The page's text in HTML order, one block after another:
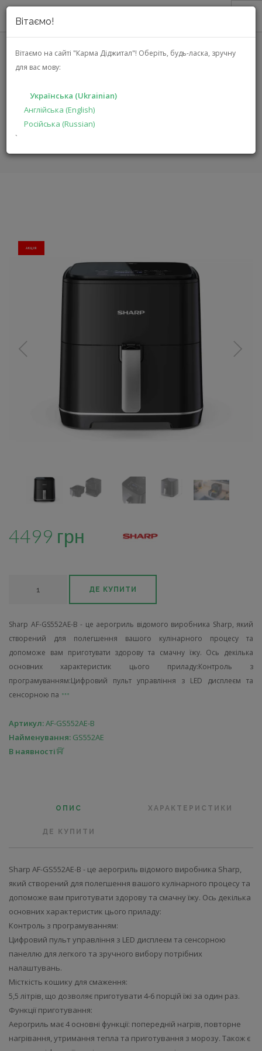
Вітаємо!
Вітаємо на сайті "Карма Діджитал"! Оберіть, будь-ласка, зручну
для вас мову:
Українська (Ukrainian)
Англійська (English)
Російська (Russian)
`
ПРО НАС
АКЦІЇ
РІШЕННЯ
ВИРОБНИКАМ
ГОЛОВНА КАТАЛОГ
GS552AE
АКЦIЯ
4499 грн
ДЕ КУПИТИ
Sharp AF-GS552AE-B - це аерогриль відомого виробника Sharp, який
створений для полегшення вашого кулінарного процесу та
допоможе вам приготувати здорову та смачну їжу. Ось декілька
основних характеристик цього приладу:Контроль з
програмуванням:Цифровий пульт управління з LED дисплеєм та
сенсорною па
Артикул:AF-GS552AE-B
Найменування: GS552AE
В наявності
ОПИС ХАРАКТЕРИСТИКИ
ДЕ КУПИТИ
Sharp AF-GS552AE-B - це аерогриль відомого виробника Sharp,
який створений для полегшення вашого кулінарного процесу та
допоможе вам приготувати здорову та смачну їжу. Ось декілька
основних характеристик цього приладу:
Контроль з програмуванням:
Цифровий пульт управління з LED дисплеєм та сенсорною
панеллю для легкого та зручного вибору потрібних
налаштувань.
Місткість кошику для смаження:
5,5 літрів, що дозволяє приготувати 4-6 порцій їжі за один раз.
Функції приготування:
Аерогриль має 4 основні функції: попередній нагрів, повторне
нагрівання, утримання тепла та приготування з морозу. Також є